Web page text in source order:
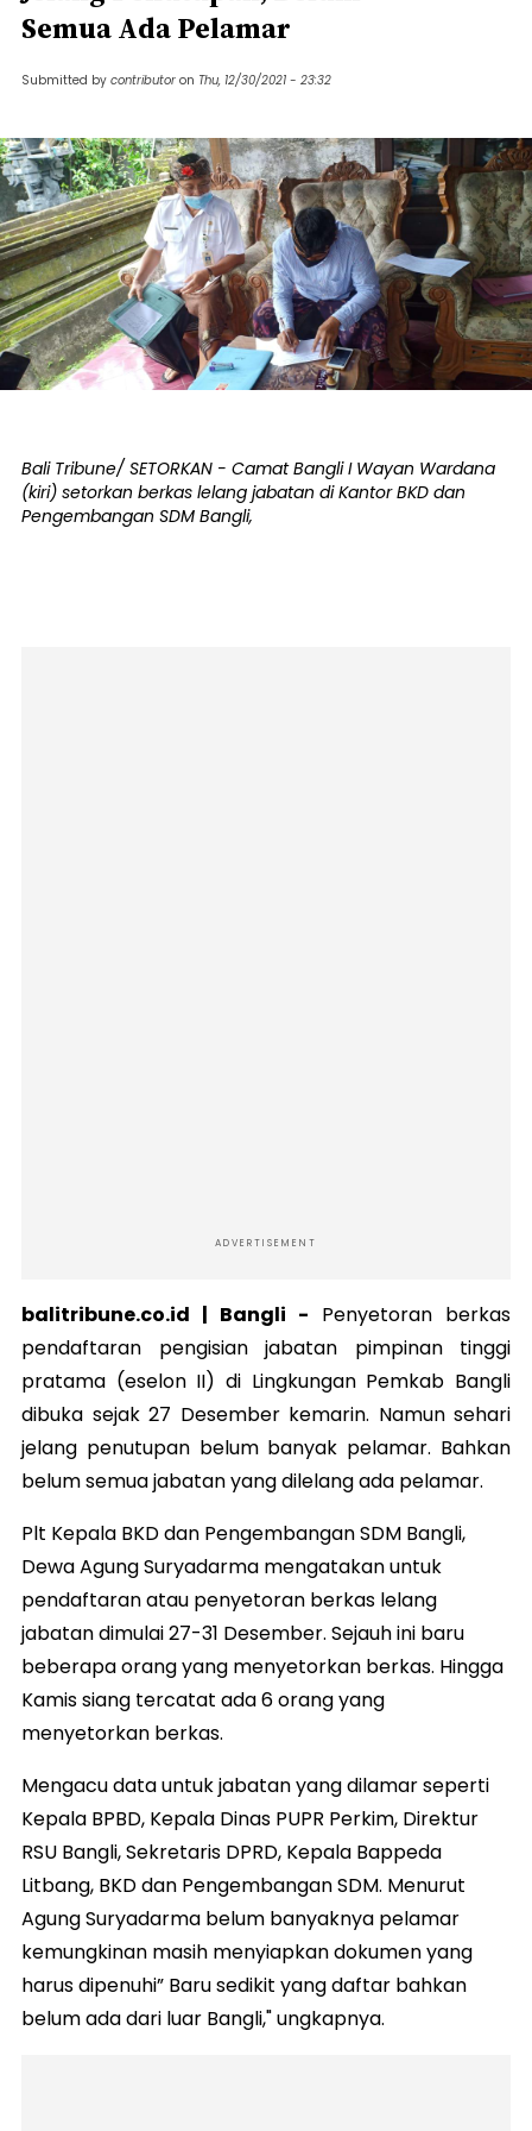
Semua Ada Pelamar
Submitted by contributor on Thu, 12/30/2021 - 23:32
Bali Tribune/ SETORKAN - Camat Bangli I Wayan Wardana
(kiri) setorkan berkas lelang jabatan di Kantor BKD dan
Pengembangan SDM Bangli,
ADVERTISEMENT
balitribune.co.id | Bangli - Penyetoran berkas
pendaftaran pengisian jabatan pimpinan tinggi
pratama (eselon II) di Lingkungan Pemkab Bangli
dibuka sejak 27 Desember kemarin. Namun sehari
jelang penutupan belum banyak pelamar. Bahkan
belum semua jabatan yang dilelang ada pelamar.
Plt Kepala BKD dan Pengembangan SDM Bangli,
Dewa Agung Suryadarma mengatakan untuk
pendaftaran atau penyetoran berkas lelang
jabatan dimulai 27-31 Desember. Sejauh ini baru
beberapa orang yang menyetorkan berkas. Hingga
Kamis siang tercatat ada 6 orang yang
menyetorkan berkas.
Mengacu data untuk jabatan yang dilamar seperti
Kepala BPBD, Kepala Dinas PUPR Perkim, Direktur
RSU Bangli, Sekretaris DPRD, Kepala Bappeda
Litbang, BKD dan Pengembangan SDM. Menurut
Agung Suryadarma belum banyaknya pelamar
kemungkinan masih menyiapkan dokumen yang
harus dipenuhi” Baru sedikit yang daftar bahkan
belum ada dari luar Bangli," ungkapnya.